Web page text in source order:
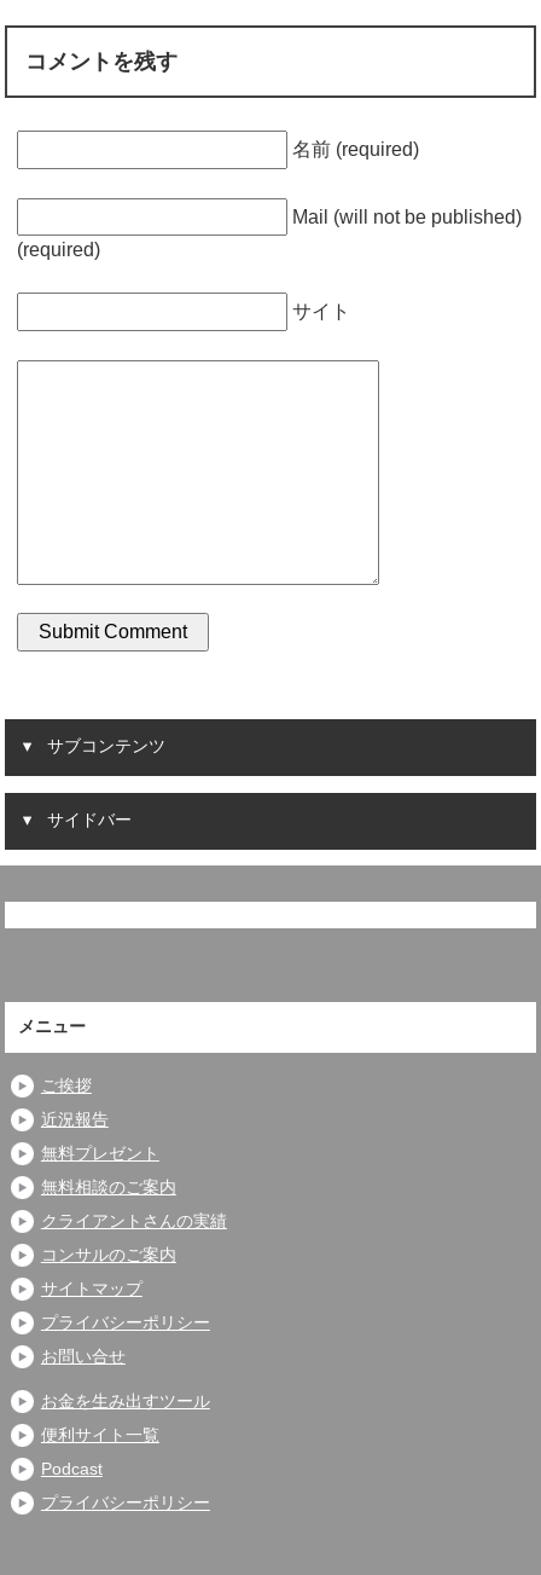
コメントを残す
名前 (required)
Mail (will not be published)
(required)
サイト
サブコンテンツ
サイドバー
メニュー
ご挨拶
近況報告
無料プレゼント
無料相談のご案内
クライアントさんの実績
コンサルのご案内
サイトマップ
プライバシーポリシー
お問い合せ
お金を生み出すツール
便利サイト一覧
Podcast
プライバシーポリシー